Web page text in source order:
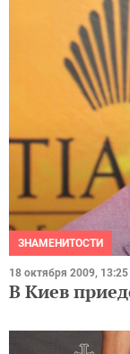
ЗНАМЕНИТОСТИ
18 октября 2009, 13:25
В Киев